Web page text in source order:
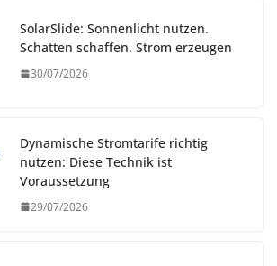
SolarSlide: Sonnenlicht nutzen.
Schatten schaffen. Strom erzeugen
30/07/2026
Dynamische Stromtarife richtig
nutzen: Diese Technik ist
Voraussetzung
29/07/2026